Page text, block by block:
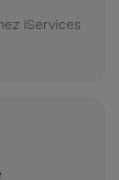
iServices